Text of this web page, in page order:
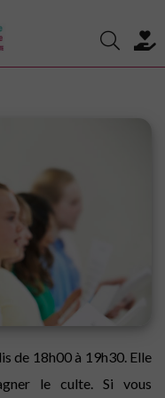
de 18h00 à 19h30. Elle
le culte. Si vous